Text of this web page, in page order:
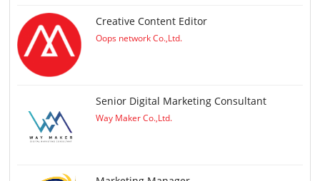
Creative Content Editor
Oops network Co.,Ltd.
Senior Digital Marketing Consultant
Way Maker Co.,Ltd.